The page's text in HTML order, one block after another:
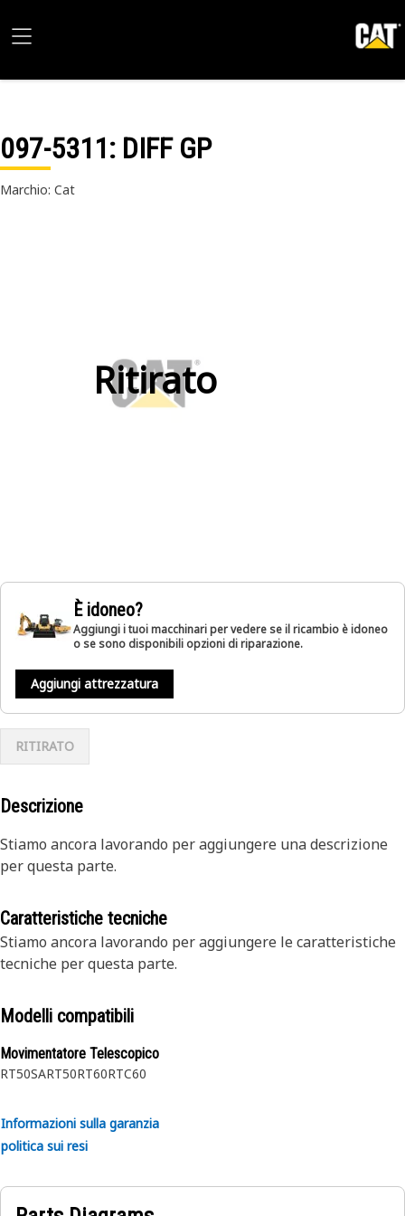
097-5311: DIFF GP
Marchio: Cat
Ritirato
È idoneo?
Aggiungi i tuoi macchinari per vedere se il ricambio è idoneo
o se sono disponibili opzioni di riparazione.
Aggiungi attrezzatura
RITIRATO
Descrizione
Stiamo ancora lavorando per aggiungere una descrizione
per questa parte.
Caratteristiche tecniche
Stiamo ancora lavorando per aggiungere le caratteristiche
tecniche per questa parte.
Modelli compatibili
Movimentatore Telescopico
RT50SART50RT60RTC60
Informazioni sulla garanzia
politica sui resi